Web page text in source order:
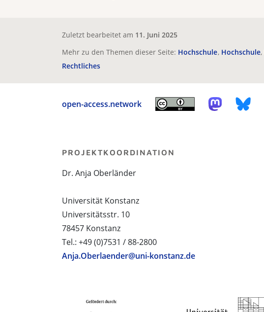
Zuletzt bearbeitet am 11. Juni 2025
Mehr zu den Themen dieser Seite: Hochschule Hochschule
Rechtliches
open-access.network
PROJEKTKOORDINATION
Dr. Anja Oberländer
Universität Konstanz
Universitätsstr. 10
78457 Konstanz
Tel.: +49 (0)7531 / 88-2800
Anja.Oberlaender@uni-konstanz.de